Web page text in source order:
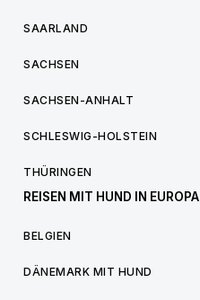
SAARLAND
SACHSEN
SACHSEN-ANHALT
SCHLESWIG-HOLSTEIN
THÜRINGEN
REISEN MIT HUND IN EUROPA
BELGIEN
DÄNEMARK MIT HUND